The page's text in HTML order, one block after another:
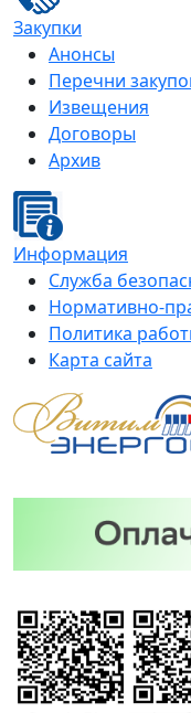
Закупки
Анонсы
Перечни
Извещения
Договоры
Архив
Информация
Служба
Нормативно-
Политика
Карта сайта